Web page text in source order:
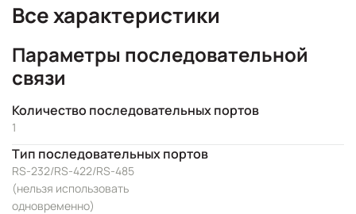
Все характеристики
Параметры последовательной
связи
Количество последовательных портов
1
Тип последовательных портов
RS-232/RS-422/RS-485
(нельзя использовать
одновременно)